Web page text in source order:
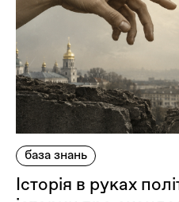
Оплата та доставка
Повернення та обмін
Публічна оферта
Про магазин
КРЕЗЮМЕ
Про сервіс
база знань
Історія в руках